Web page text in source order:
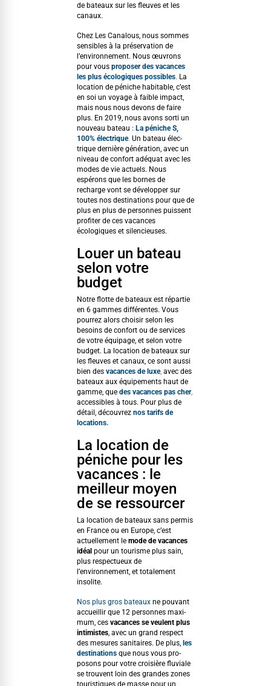
de bateaux sur les fleuves et les
canaux.
Chez Les Canalous, nous sommes
sen­si­bles à la préser­va­tion de
l’environnement. Nous œuvrons
pour vous pro­pos­er des vacances
les plus écologiques pos­si­bles. La
loca­tion de péniche hab­it­able, c’est
en soi un voy­age à faible impact,
mais nous nous devons de faire
plus. En 2019, nous avons sor­ti un
nou­veau bateau : La péniche S,
100% élec­trique. Un bateau élec­
trique dernière généra­tion, avec un
niveau de con­fort adéquat avec les
modes de vie actuels. Nous
espérons que les bornes de
recharge vont se dévelop­per sur
toutes nos des­ti­na­tions pour que de
plus en plus de per­son­nes puis­sent
prof­iter de ces vacances
écologiques et silencieuses.
Louer un bateau
selon votre
budget
Notre flotte de bateaux est répar­tie
en 6 gammes dif­férentes. Vous
pour­rez alors choisir selon les
besoins de con­fort ou de ser­vices
de votre équipage, et selon votre
bud­get. La loca­tion de bateaux sur
les fleuves et canaux, ce sont aus­si
bien des vacances de luxe, avec des
bateaux aux équipements haut de
gamme, que des vacances pas cher,
acces­si­bles à tous. Pour plus de
détail, décou­vrez nos tar­ifs de
locations.
La location de
péniche pour les
vacances : le
meilleur moyen
de se ressourcer
La loca­tion de bateaux sans per­mis
en France ou en Europe, c’est
actuelle­ment le mode de vacances
idéal pour un tourisme plus sain,
plus respectueux de
l’environnement, et totale­ment
insolite.
Nos plus gros bateaux ne pou­vant
accueil­lir que 12 per­son­nes max­i­
mum, ces vacances se veu­lent plus
intimistes, avec un grand respect
des mesures san­i­taires. De plus, les
des­ti­na­tions que nous vous pro­
posons pour votre croisière flu­viale
se trou­vent loin des grandes zones
touris­tiques de masse pour un